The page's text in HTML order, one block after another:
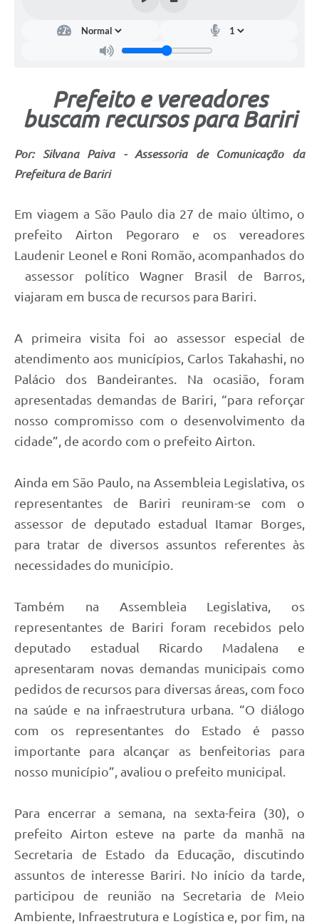
Prefeito e vereadores
buscam recursos para Bariri
Por: Silvana Paiva - Assessoria de Comunicação da
Prefeitura de Bariri
Em viagem a São Paulo dia 27 de maio último, o
prefeito Airton Pegoraro e os vereadores
Laudenir Leonel e Roni Romão, acompanhados do
assessor político Wagner Brasil de Barros,
viajaram em busca de recursos para Bariri.
A primeira visita foi ao assessor especial de
atendimento aos municípios, Carlos Takahashi, no
Palácio dos Bandeirantes. Na ocasião, foram
apresentadas demandas de Bariri, “para reforçar
nosso compromisso com o desenvolvimento da
cidade”, de acordo com o prefeito Airton.
Ainda em São Paulo, na Assembleia Legislativa, os
representantes de Bariri reuniram-se com o
assessor de deputado estadual Itamar Borges,
para tratar de diversos assuntos referentes às
necessidades do município.
Também na Assembleia Legislativa, os
representantes de Bariri foram recebidos pelo
deputado estadual Ricardo Madalena e
apresentaram novas demandas municipais como
pedidos de recursos para diversas áreas, com foco
na saúde e na infraestrutura urbana. “O diálogo
com os representantes do Estado é passo
importante para alcançar as benfeitorias para
nosso município”, avaliou o prefeito municipal.
Para encerrar a semana, na sexta-feira (30), o
prefeito Airton esteve na parte da manhã na
Secretaria de Estado da Educação, discutindo
assuntos de interesse Bariri. No início da tarde,
participou de reunião na Secretaria de Meio
Ambiente, Infraestrutura e Logística e, por fim, na